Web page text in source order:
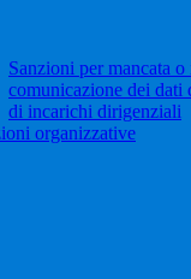
Sanzioni per mancata o
comunicazione dei dati
di incarichi dirigenziali
organizzative